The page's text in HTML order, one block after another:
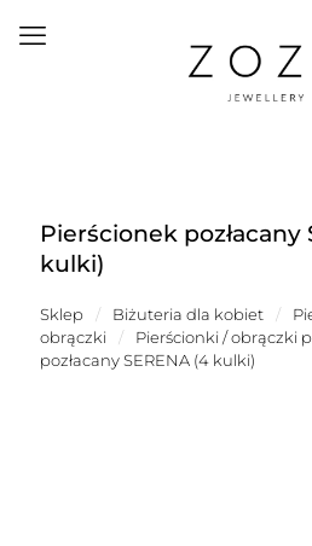
Pierścionek pozłacany
kulki)
Sklep / Biżuteria dla kobiet /
obrączki
/ Pierścionki / obrączki
pozłacany SERENA (4 kulki)